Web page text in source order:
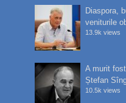
Diaspora,
veniturile
13.9k views
A murit
Ștefan
10.5k views